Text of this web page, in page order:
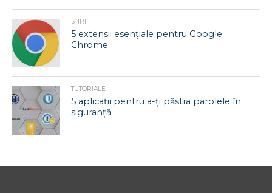
STIRI
5 extensii esențiale pentru Google
Chrome
TUTORIALE
5 aplicații pentru a-ți păstra parolele în
siguranță